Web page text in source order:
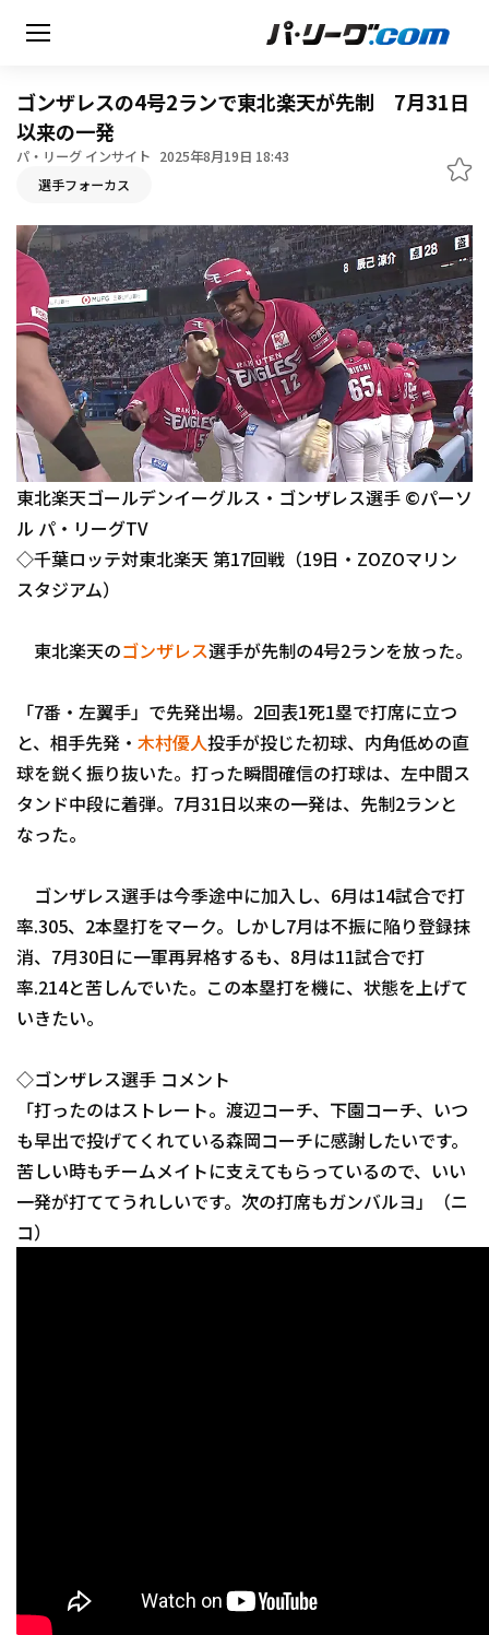
HOME
動画
日程・結果
順位表･成績
1軍公式戦
ファーム東地区
ファーム中地区
ファーム西地区
選手名鑑
選手名鑑トップ
北海道日本ハムファイターズ
東北楽天ゴールデンイーグルス
埼玉西武ライオンズ
千葉ロッテマリーンズ
オリックス・バファローズ
福岡ソフトバンクホークス
ニュース
設定
運営会社（別ウィンドウで開く） よくある質問
ゴンザレスの4号2ランで東北楽天が先制 7月31日
以来の一発
パ・リーグ インサイト 2025年8月19日 18:43
選手フォーカス
東北楽天ゴールデンイーグルス・ゴンザレス選手 ©パーソ
ル パ・リーグTV
◇千葉ロッテ対東北楽天 第17回戦（19日・ZOZOマリン
スタジアム）
東北楽天のゴンザレス選手が先制の4号2ランを放った。
「7番・左翼手」で先発出場。2回表1死1塁で打席に立つ
と、相手先発・ 木村優人投手が投じた初球、内角低めの直
球を鋭く振り抜いた。打った瞬間確信の打球は、左中間ス
タンド中段に着弾。7月31日以来の一発は、先制2ランと
なった。
ゴンザレス選手は今季途中に加入し、6月は14試合で打
率.305、2本塁打をマーク。しかし7月は不振に陥り登録抹
消、7月30日に一軍再昇格するも、8月は11試合で打
率.214と苦しんでいた。この本塁打を機に、状態を上げて
いきたい。
◇ゴンザレス選手 コメント
「打ったのはストレート。渡辺コーチ、下園コーチ、いつ
も早出で投げてくれている森岡コーチに感謝したいです。
苦しい時もチームメイトに支えてもらっているので、いい
一発が打ててうれしいです。次の打席もガンバルヨ」（ニ
コ）